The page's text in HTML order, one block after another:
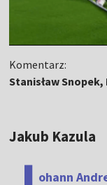
Komentarz:
Stanisław
Jakub Kazula
ohann